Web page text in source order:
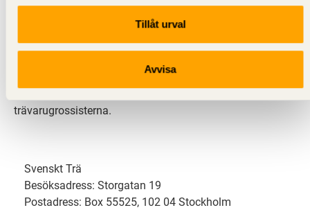
Tillåt urval
Avvisa
Svenskt Trä representerar svensk sågverksindustri
och är en del av branschorganisationen
svensk limträ-, KL-trä- och förpackningsindustri samt
trävarugrossisterna.
Svenskt Trä
Besöksadress: Storgatan 19
Postadress: Box 55525, 102 04 Stockholm